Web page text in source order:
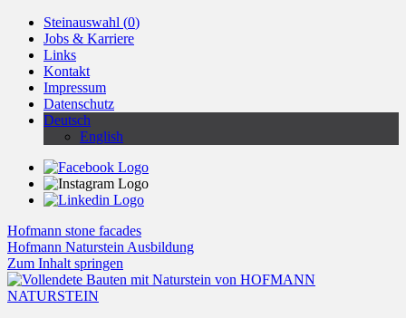
Steinauswahl (0)
Jobs & Karriere
Links
Kontakt
Impressum
Datenschutz
Deutsch
English
Hofmann stone facades
Hofmann Naturstein Ausbildung
Zum Inhalt springen